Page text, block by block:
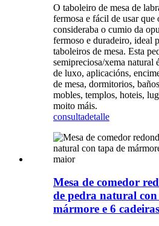
O taboleiro de mesa de
fermosa e fácil de usar que
consideraba o cumio da
fermoso e duradeiro, ideal
taboleiros de mesa. Esta
semipreciosa/xema natural
de luxo, aplicacións,
de mesa, dormitorios,
mobles, templos, hoteis,
moito máis.
consultadetalle
Mesa de comedor
de pedra natural
mármore e 6